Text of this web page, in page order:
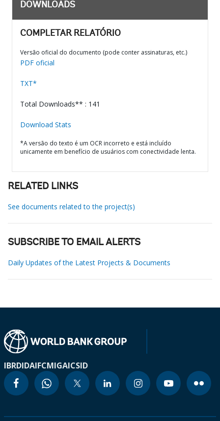
DOWNLOADS
COMPLETAR RELATÓRIO
Versão oficial do documento (pode conter assinaturas, etc.)
PDF oficial
TXT*
Total Downloads** : 141
Download Stats
*A versão do texto é um OCR incorreto e está incluído
unicamente em benefício de usuários com conectividade lenta.
RELATED LINKS
See documents related to the project(s)
SUBSCRIBE TO EMAIL ALERTS
Daily Updates of the Latest Projects & Documents
IBRDIDAIFCMIGAICSID